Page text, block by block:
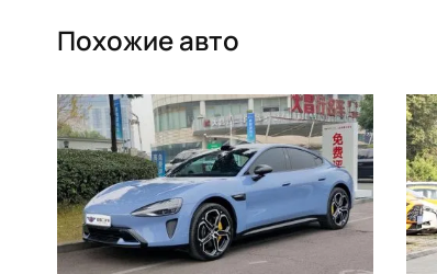
Похожие авто